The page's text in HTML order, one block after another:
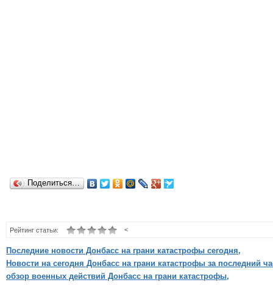
Поделиться…
<
Рейтинг статьи:
Последние новости Донбасс на грани катастрофы сегодня,
Новости на сегодня Донбасс на грани катастрофы за последний
обзор военных действий Донбасс на грани катастрофы,